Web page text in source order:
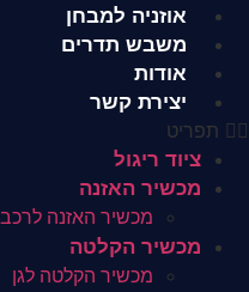
אוזניה למבחן
משבש תדרים
אודות
יצירת קשר
תפריט
ציוד ריגול
מכשיר האזנה
מכשיר האזנה לרכב
מכשיר הקלטה
מכשיר הקלטה לגן